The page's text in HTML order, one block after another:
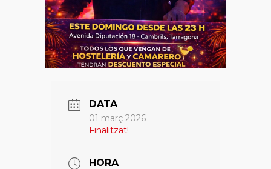
DATA
01 març 2026
Finalitzat!
HORA